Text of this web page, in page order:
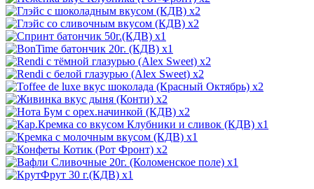
x2
x2
x1
x1
x2
x2
x2
x2
x2
x1
x1
x2
x1
x1